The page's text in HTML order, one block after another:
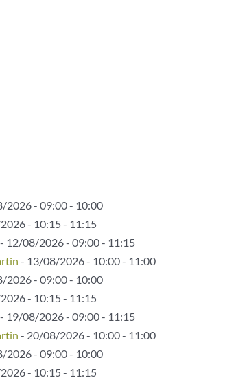
2026 - 09:00 - 10:00
- 10:15 - 11:15
- 12/08/2026 - 09:00 - 11:15
- 13/08/2026 - 10:00 - 11:00
2026 - 09:00 - 10:00
- 10:15 - 11:15
- 19/08/2026 - 09:00 - 11:15
- 20/08/2026 - 10:00 - 11:00
2026 - 09:00 - 10:00
- 10:15 - 11:15